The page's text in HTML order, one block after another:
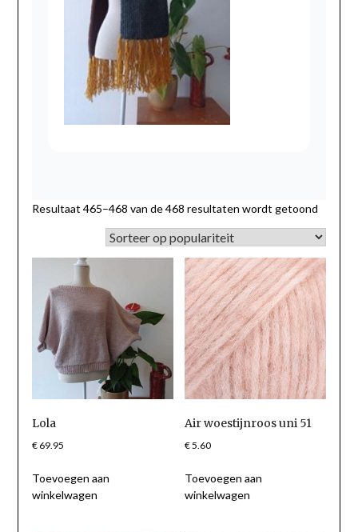
Resultaat 465–468 van de 468 resultaten wordt getoond
Lola
€69.95
Toevoegen aan
winkelwagen
Air woestijnroos uni 51
€5.60
Toevoegen aan
winkelwagen